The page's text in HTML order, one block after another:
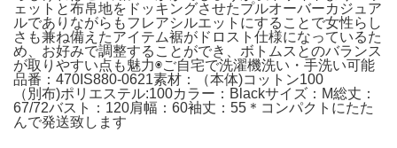
ェットと布帛地をドッキングさせたプルオーバーカジュア
ルでありながらもフレアシルエットにすることで女性らし
さも兼ね備えたアイテム裾がドロスト仕様になっているた
め、お好みで調整することができ、ボトムスとのバランス
が取りやすい点も魅力◉ご自宅で洗濯機洗い・手洗い可能
品番：470IS880-0621素材：（本体)コットン100
（別布)ポリエステル:100カラー：Blackサイズ：M総丈：
67/72バスト：120肩幅：60袖丈：55＊コンパクトにたた
んで発送致します